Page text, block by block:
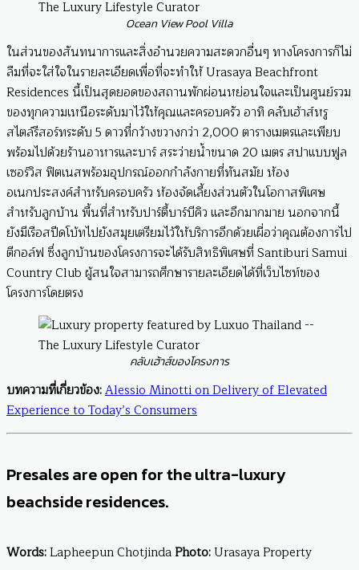
Ocean View Pool Villa
ในส่วนของสันทนาการและสิ่งอำนวยความสะดวกอื่นๆ ทางโครงการก็ไม่
ลืมที่จะใส่ใจในรายละเอียดเพื่อที่จะทำให้ Urasaya Beachfront
Residences นี้เป็นสุดยอดของสถานพักผ่อนหย่อนใจและเป็นศูนย์รวม
ของทุกความเหนือระดับมาไว้ให้คุณและครอบครัว อาทิ คลับเฮ้าส์หรู
สไตล์รีสอร์ทระดับ 5 ดาวที่กว้างขวางกว่า 2,000 ตารางเมตรและเพียบ
พร้อมไปด้วยร้านอาหารและบาร์ สระว่ายน้ำขนาด 20 เมตร สปาแบบฟูล
เซอร์วิส ฟิตเนสพร้อมอุปกรณ์ออกกำลังกายที่ทันสมัย ห้อง
อเนกประสงค์สำหรับครอบครัว ห้องจัดเลี้ยงส่วนตัวในโอกาสพิเศษ
สำหรับลูกบ้าน พื้นที่สำหรับปาร์ตี้บาร์บีคิว และอีกมากมาย นอกจากนี้
ยังมีเรือสปีดโบ้ทไปยังสมุยเตรียมไว้ให้บริการอีกด้วยเผื่อว่าคุณต้องการไป
ตีกอล์ฟ ซึ่งลูกบ้านของโครงการจะได้รับสิทธิพิเศษที่ Santiburi Samui
Country Club ผู้สนใจสามารถศึกษารายละเอียดได้ที่เว็บไซท์ของ
โครงการโดยตรง
คลับเฮ้าส์ของโครงการ
บทความที่เกี่ยวข้อง:Alessio Minotti on Delivery of Elevated
Experience to Today’s Consumers
Presales are open for the ultra-luxury
beachside residences.
Words:Lapheepun ChotjindaPhoto: Urasaya Property